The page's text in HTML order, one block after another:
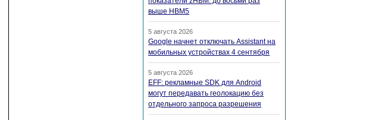
выше HBM5
5 августа 2026
Google начнет отключать Assistant на
мобильных устройствах 4 сентября
5 августа 2026
EFF: рекламные SDK для Android
могут передавать геолокацию без
отдельного запроса разрешения